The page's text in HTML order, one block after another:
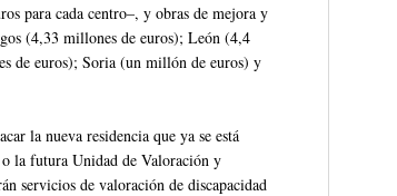
para cada centro–, y obras de mejora y
(4,33 millones de euros); León (4,4
de euros); Soria (un millón de euros) y
la nueva residencia que ya se está
la futura Unidad de Valoración y
servicios de valoración de discapacidad